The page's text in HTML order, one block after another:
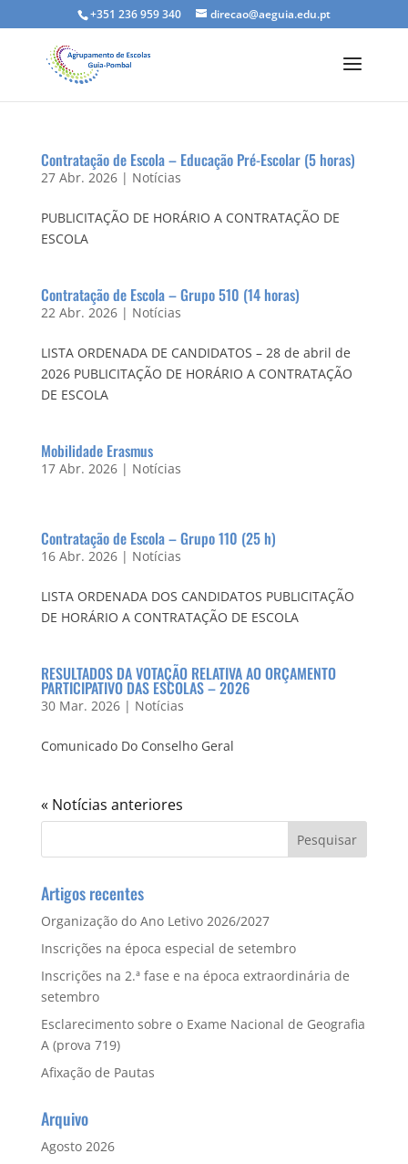
+351 236 959 340 direcao@aeguia.edu.pt
Contratação de Escola – Educação Pré-Escolar (5 horas)
27 Abr. 2026| Notícias
PUBLICITAÇÃO DE HORÁRIO A CONTRATAÇÃO DE
ESCOLA
Contratação de Escola – Grupo 510 (14 horas)
22 Abr. 2026| Notícias
LISTA ORDENADA DE CANDIDATOS – 28 de abril de
2026 PUBLICITAÇÃO DE HORÁRIO A CONTRATAÇÃO
DE ESCOLA
Mobilidade Erasmus
17 Abr. 2026| Notícias
Contratação de Escola – Grupo 110 (25 h)
16 Abr. 2026| Notícias
LISTA ORDENADA DOS CANDIDATOS PUBLICITAÇÃO
DE HORÁRIO A CONTRATAÇÃO DE ESCOLA
RESULTADOS DA VOTAÇÃO RELATIVA AO ORÇAMENTO
PARTICIPATIVO DAS ESCOLAS – 2026
30 Mar. 2026| Notícias
Comunicado Do Conselho Geral
Artigos recentes
Organização do Ano Letivo 2026/2027
Inscrições na época especial de setembro
Inscrições na 2.ª fase e na época extraordinária de
setembro
Esclarecimento sobre o Exame Nacional de Geografia
A (prova 719)
Afixação de Pautas
Arquivo
Agosto 2026